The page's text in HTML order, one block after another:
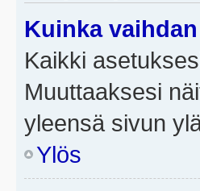
Kuinka
Kaikki
Muuttaaksesi
yleensä sivun
Ylös